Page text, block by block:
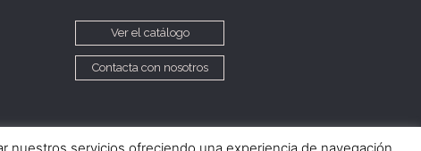
Ver el catálogo
Contacta con nosotros